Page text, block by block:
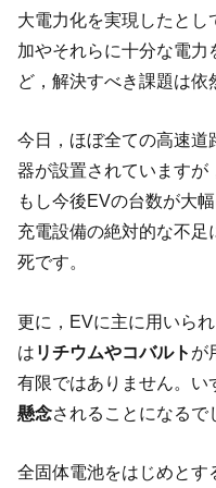
大電力化を実現したと
加やそれらに十分な電
ど，解決すべき課題は依
今日，ほぼ全ての高速道
器が設置されていますが
もし今後EVの台数が大
充電設備の絶対的な不足
死です。
更に，EVに主に用いら
は リチウムやコバルト が
有限ではありません。い
懸念されることになるで
全固体電池をはじめとす